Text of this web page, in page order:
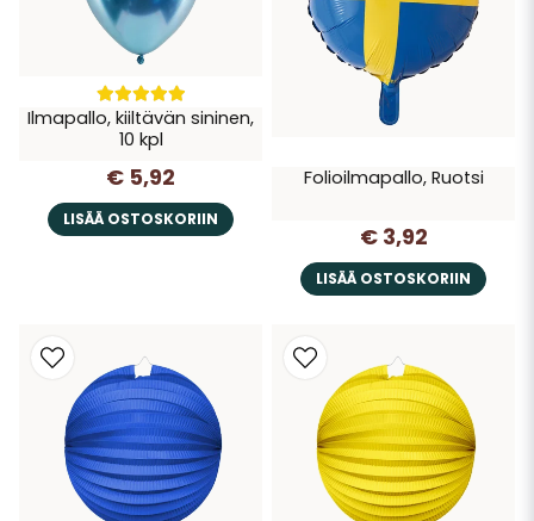
Ilmapallo, kiiltävän sininen,
10 kpl
€ 5,92
LISÄÄ OSTOSKORIIN
Folioilmapallo, Ruotsi
€ 3,92
LISÄÄ OSTOSKORIIN